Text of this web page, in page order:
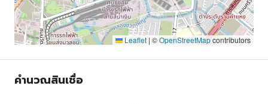
Leaflet | ©OpenStreetMapcontributors
คำนวณสินเชื่อ